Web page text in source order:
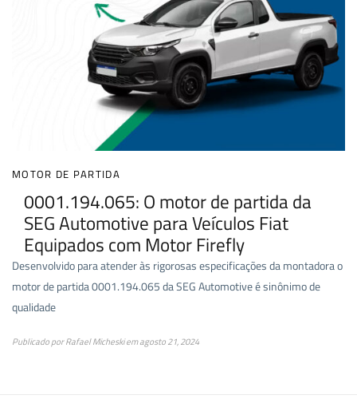
MOTOR DE PARTIDA
0001.194.065: O motor de partida da
SEG Automotive para Veículos Fiat
Equipados com Motor Firefly
Desenvolvido para atender às rigorosas especificações da montadora o
motor de partida 0001.194.065 da SEG Automotive é sinônimo de
qualidade
Publicado porRafael Micheskiemagosto 21, 2024